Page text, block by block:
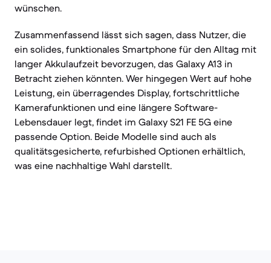
wünschen.
Zusammenfassend lässt sich sagen, dass Nutzer, die
ein solides, funktionales Smartphone für den Alltag mit
langer Akkulaufzeit bevorzugen, das Galaxy A13 in
Betracht ziehen könnten. Wer hingegen Wert auf hohe
Leistung, ein überragendes Display, fortschrittliche
Kamerafunktionen und eine längere Software-
Lebensdauer legt, findet im Galaxy S21 FE 5G eine
passende Option. Beide Modelle sind auch als
qualitätsgesicherte, refurbished Optionen erhältlich,
was eine nachhaltige Wahl darstellt.